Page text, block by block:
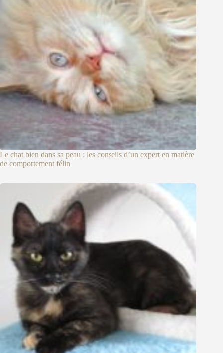
Le chat bien dans sa peau : les conseils d’un expert en matière
de comportement félin